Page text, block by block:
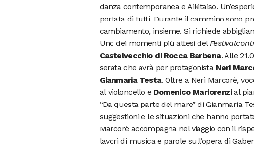
danza contemporanea e Aikitaiso.
portata di tutti. Durante il cammino sono
cambiamento, insieme. Si richiede
Uno dei momenti più attesi del
Castelvecchio di Rocca Barbena. Alle
serata che avrà per protagonista Neri
Gianmaria Testa. Oltre a Neri Marcorè,
al violoncello e Domenico Mariorenzial
“Da questa parte del mare” di Gianmaria
suggestioni e le situazioni che hanno
Marcorè accompagna nel viaggio con il
lavori di musica e parole sull’opera di